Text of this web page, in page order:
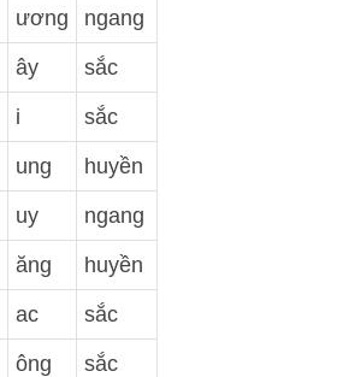
ương ngang
ây sắc
i sắc
ung huyền
uy ngang
ăng huyền
ac sắc
ông sắc